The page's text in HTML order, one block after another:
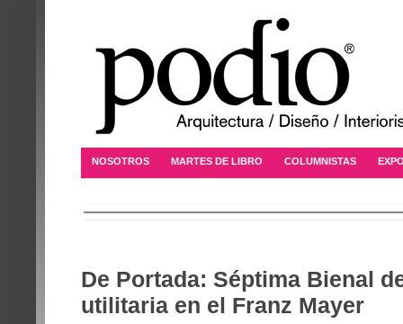
NOSOTROS MARTES DE LIBRO COLUMNISTAS
De Portada: Séptima Bienal
utilitaria en el Franz Mayer